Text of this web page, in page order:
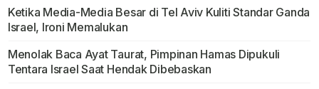
Ketika Media-Media Besar di Tel Aviv Kuliti Standar Ganda
Israel, Ironi Memalukan
Menolak Baca Ayat Taurat, Pimpinan Hamas Dipukuli
Tentara Israel Saat Hendak Dibebaskan